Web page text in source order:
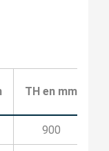
TH en mm
900